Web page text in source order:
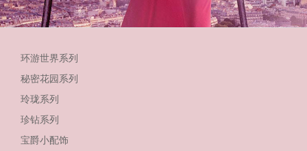
环游世界系列
秘密花园系列
玲珑系列
珍钻系列
宝爵小配饰